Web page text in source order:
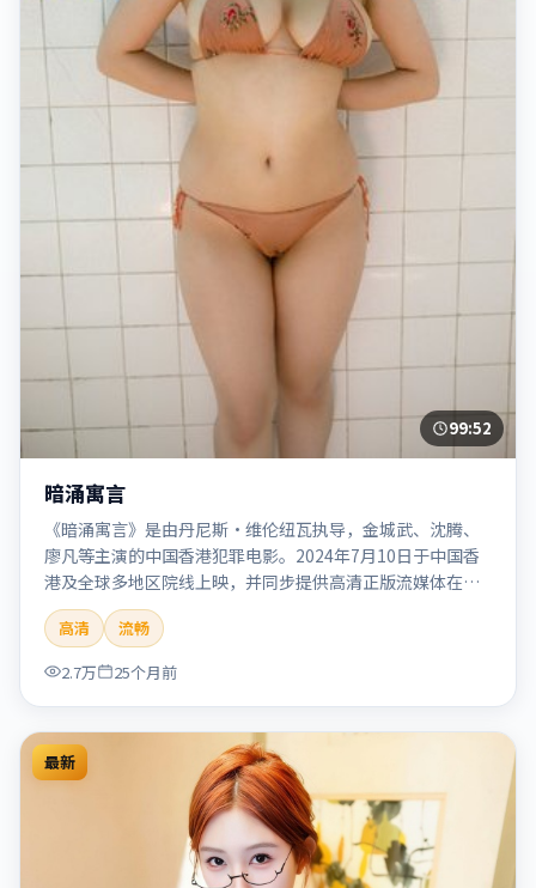
99:52
暗涌寓言
《暗涌寓言》是由丹尼斯·维伦纽瓦执导，金城武、沈腾、
廖凡等主演的中国香港犯罪电影。2024年7月10日于中国香
港及全球多地区院线上映，并同步提供高清正版流媒体在线
观看。剧情与看点：聚焦案件与人性灰色地带，张力十足，
兼具社会观察与戏剧冲突。本片适合检索「暗涌寓言」「丹
尼斯·维伦纽瓦」「犯罪」「中国香港」「2024」「2024-
07-10上映」等关键词的影迷阅读简介与主创信息。
高清
流畅
2.7万
25个月前
最新